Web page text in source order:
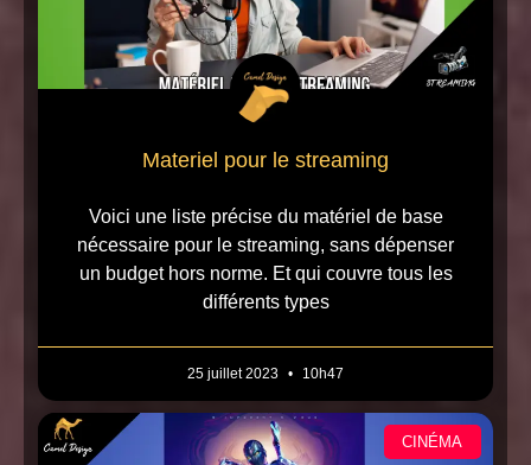
Materiel pour le streaming
Voici une liste précise du matériel de base
nécessaire pour le streaming, sans dépenser
un budget hors norme. Et qui couvre tous les
différents types
25 juillet 2023 10h47
CINÉMA